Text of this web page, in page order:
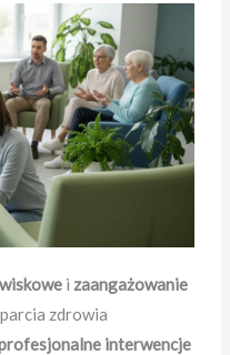
i zaangażowanie
zdrowia
interwencje